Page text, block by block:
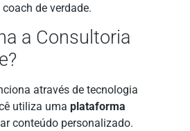
de verdade.
a Consultoria
através de tecnologia
utiliza uma plataforma
conteúdo personalizado.